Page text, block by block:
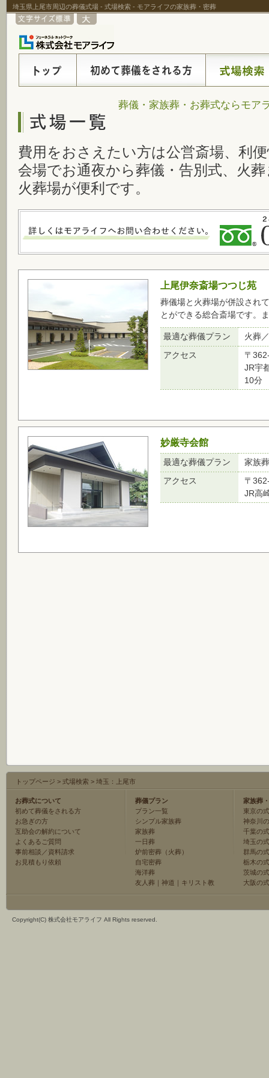
埼玉県上尾市周辺の葬儀式場 - 式場検索 - モアライフの家族葬・密葬
葬儀・家族葬・お葬式ならモア
費用をおさえたい方は公営斎場、利
会場でお通夜から葬儀・告別式、火
火葬場が便利です。
上尾伊奈斎場つつじ苑
葬儀場と火葬場が併設され
とができる総合斎場です。
最適な葬儀プラン
火葬
アクセス
〒
JR宇
10分
妙厳寺会館
最適な葬儀プラン
家族
アクセス
〒
JR高
トップページ > 式場検索 > 埼玉：上尾市
お葬式について
初めて葬儀をされる方
お急ぎの方
互助会の解約について
よくあるご質問
事前相談／資料請求
お見積もり依頼
葬儀プラン
プラン一覧
シンプル家族葬
家族葬
一日葬
炉前密葬（火葬）
自宅密葬
海洋葬
友人葬 ｜ 神道 ｜ キリスト教
家族葬
東京の
神奈川
千葉の
埼玉の
群馬の
栃木の
茨城の
大阪の
Copyright(C) 株式会社モアライフ All Rights reserved.